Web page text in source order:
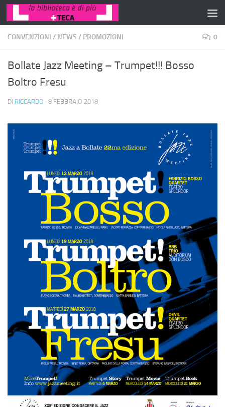
Salta al contenuto
CONVENZIONI / NEWS / PROMOZIONI 0
Bollate Jazz Meeting – Trumpet!!! Bosso
Boltro Fresu
DI RICCARDO · 8 FEBBRAIO 2018